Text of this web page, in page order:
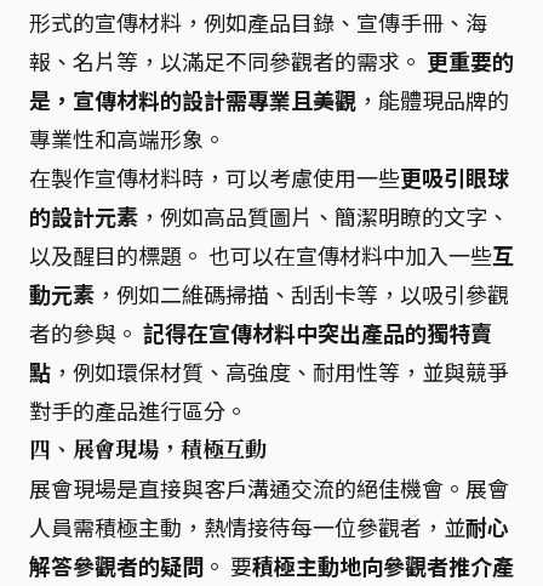
形式的宣傳材料，例如產品目錄、宣傳手冊、海
報、名片等，以滿足不同參觀者的需求。 更重要的
是，宣傳材料的設計需專業且美觀 ，能體現品牌的
專業性和高端形象。
在製作宣傳材料時，可以考慮使用一些更吸引眼球
的設計元素 ，例如高品質圖片、簡潔明瞭的文字、
以及醒目的標題。 也可以在宣傳材料中加入一些互
動元素 ，例如二維碼掃描、刮刮卡等，以吸引參觀
者的參與。 記得在宣傳材料中突出產品的獨特賣
點 ，例如環保材質、高強度、耐用性等，並與競爭
對手的產品進行區分。
四、展會現場，積極互動
展會現場是直接與客戶溝通交流的絕佳機會。展會
人員需積極主動，熱情接待每一位參觀者，並耐心
解答參觀者的疑問 。 要積極主動地向參觀者推介產